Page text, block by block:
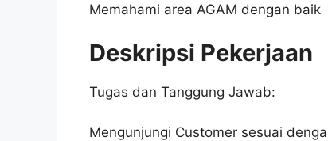
Memahami area AGAM dengan baik
Deskripsi Pekerjaan
Tugas dan Tanggung Jawab:
Mengunjungi Customer sesuai